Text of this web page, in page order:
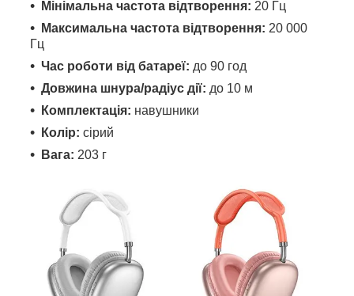
Мінімальна частота відтворення: 20 Гц
Максимальна частота відтворення: 20 000
Гц
Час роботи від батареї: до 90 год
Довжина шнура/радіус дії: до 10 м
Комплектація: навушники
Колір: сірий
Вага: 203 г